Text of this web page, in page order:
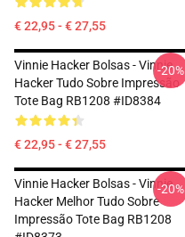
€ 22,95 - € 27,55
Vinnie Hacker Bolsas - Vinnie
Hacker Tudo Sobre Impressão
Tote Bag RB1208 #ID8384
€ 22,95 - € 27,55
-20%
Vinnie Hacker Bolsas - Vinnie
Hacker Melhor Tudo Sobre
Impressão Tote Bag RB1208
-20%